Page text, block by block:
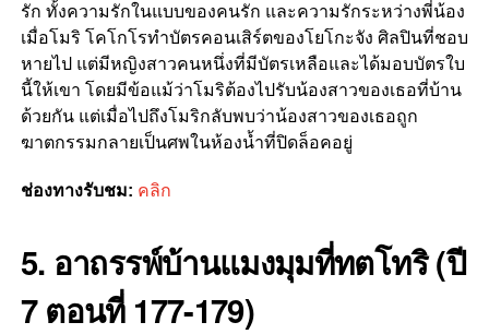
รัก ทั้งความรักในแบบของคนรัก และความรักระหว่างพี่น้อง
เมื่อโมริ โคโกโรทำบัตรคอนเสิร์ตของโยโกะจัง ศิลปินที่ชอบ
หายไป แต่มีหญิงสาวคนหนึ่งที่มีบัตรเหลือและได้มอบบัตรใบ
นี้ให้เขา โดยมีข้อแม้ว่าโมริต้องไปรับน้องสาวของเธอที่บ้าน
ด้วยกัน แต่เมื่อไปถึงโมริกลับพบว่าน้องสาวของเธอถูก
ฆาตกรรมกลายเป็นศพในห้องน้ำที่ปิดล็อคอยู่
ช่องทางรับชม: คลิก
5. อาถรรพ์บ้านแมงมุมที่ทตโทริ(ปี
7 ตอนที่ 177-179)